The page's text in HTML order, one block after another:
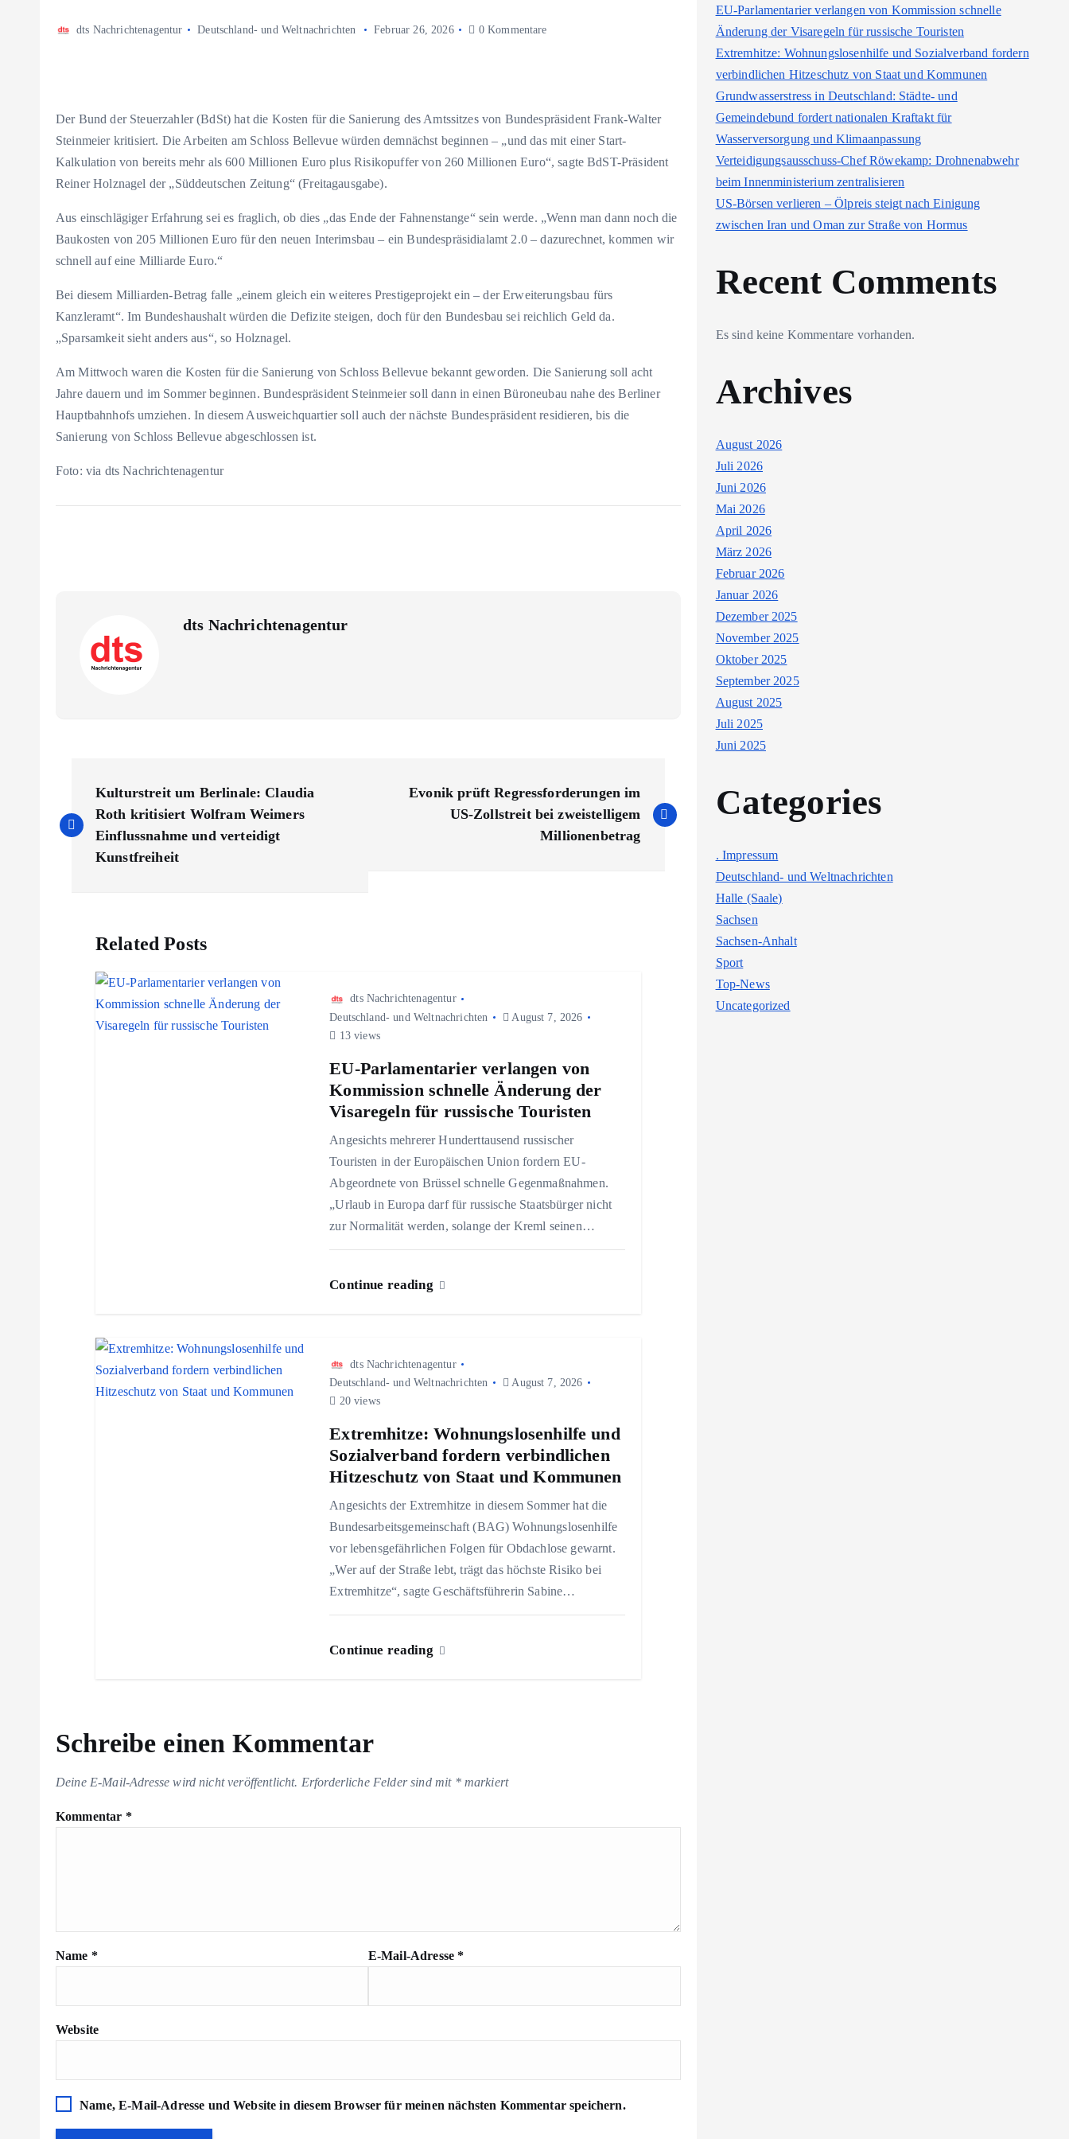
dts Nachrichtenagentur Deutschland- und Weltnachrichten Februar 26, 2026 0 Kommentare
Der Bund der Steuerzahler (BdSt) hat die Kosten für die Sanierung des Amtssitzes von Bundespräsident Frank-Walter
Steinmeier kritisiert. Die Arbeiten am Schloss Bellevue würden demnächst beginnen – „und das mit einer Start-
Kalkulation von bereits mehr als 600 Millionen Euro plus Risikopuffer von 260 Millionen Euro“, sagte BdST-Präsident
Reiner Holznagel der „Süddeutschen Zeitung“ (Freitagausgabe).
Aus einschlägiger Erfahrung sei es fraglich, ob dies „das Ende der Fahnenstange“ sein werde. „Wenn man dann noch die
Baukosten von 205 Millionen Euro für den neuen Interimsbau – ein Bundespräsidialamt 2.0 – dazurechnet, kommen wir
schnell auf eine Milliarde Euro.“
Bei diesem Milliarden-Betrag falle „einem gleich ein weiteres Prestigeprojekt ein – der Erweiterungsbau fürs
Kanzleramt“. Im Bundeshaushalt würden die Defizite steigen, doch für den Bundesbau sei reichlich Geld da.
„Sparsamkeit sieht anders aus“, so Holznagel.
Am Mittwoch waren die Kosten für die Sanierung von Schloss Bellevue bekannt geworden. Die Sanierung soll acht
Jahre dauern und im Sommer beginnen. Bundespräsident Steinmeier soll dann in einen Büroneubau nahe des Berliner
Hauptbahnhofs umziehen. In diesem Ausweichquartier soll auch der nächste Bundespräsident residieren, bis die
Sanierung von Schloss Bellevue abgeschlossen ist.
Foto: via dts Nachrichtenagentur
dts Nachrichtenagentur
e
Kulturstreit um Berlinale: Claudia
Roth kritisiert Wolfram Weimers
Einflussnahme und verteidigt
Kunstfreiheit
Evonik prüft Regressforderungen im
US-Zollstreit bei zweistelligem
Millionenbetrag
Related Posts
dts Nachrichtenagentur
Deutschland- und Weltnachrichten
August 7, 2026
13 views
EU-Parlamentarier verlangen von
Kommission schnelle Änderung der
Visaregeln für russische Touristen
Angesichts mehrerer Hunderttausend russischer
Touristen in der Europäischen Union fordern EU-
Abgeordnete von Brüssel schnelle Gegenmaßnahmen.
„Urlaub in Europa darf für russische Staatsbürger nicht
zur Normalität werden, solange der Kreml seinen…
Continue reading
dts Nachrichtenagentur
Deutschland- und Weltnachrichten
August 7, 2026
20 views
Extremhitze: Wohnungslosenhilfe und
Sozialverband fordern verbindlichen
Hitzeschutz von Staat und Kommunen
Angesichts der Extremhitze in diesem Sommer hat die
Bundesarbeitsgemeinschaft (BAG) Wohnungslosenhilfe
vor lebensgefährlichen Folgen für Obdachlose gewarnt.
„Wer auf der Straße lebt, trägt das höchste Risiko bei
Extremhitze“, sagte Geschäftsführerin Sabine…
Continue reading
Schreibe einen Kommentar
Deine E-Mail-Adresse wird nicht veröffentlicht. Erforderliche Felder sind mit *markiert
Kommentar *
Name * E-Mail-Adresse *
Website
Name, E-Mail-Adresse und Website in diesem Browser für meinen nächsten Kommentar speichern.
EU-Parlamentarier verlangen von Kommission schnelle
Änderung der Visaregeln für russische Touristen
Extremhitze: Wohnungslosenhilfe und Sozialverband fordern
verbindlichen Hitzeschutz von Staat und Kommunen
Grundwasserstress in Deutschland: Städte- und
Gemeindebund fordert nationalen Kraftakt für
Wasserversorgung und Klimaanpassung
Verteidigungsausschuss-Chef Röwekamp: Drohnenabwehr
beim Innenministerium zentralisieren
US-Börsen verlieren – Ölpreis steigt nach Einigung
zwischen Iran und Oman zur Straße von Hormus
Recent Comments
Es sind keine Kommentare vorhanden.
Archives
August 2026
Juli 2026
Juni 2026
Mai 2026
April 2026
März 2026
Februar 2026
Januar 2026
Dezember 2025
November 2025
Oktober 2025
September 2025
August 2025
Juli 2025
Juni 2025
Categories
. Impressum
Deutschland- und Weltnachrichten
Halle (Saale)
Sachsen
Sachsen-Anhalt
Sport
Top-News
Uncategorized